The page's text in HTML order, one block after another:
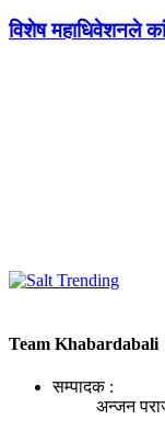
विशेष महाधिवेशनले
Team Khabardabali
सम्पादक :
अन्जन